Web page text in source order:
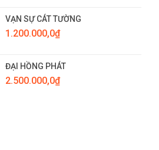
1.200.000,0₫.
VẠN SỰ CÁT TƯỜNG
1.200.000,0₫
ĐẠI HỒNG PHÁT
2.500.000,0₫